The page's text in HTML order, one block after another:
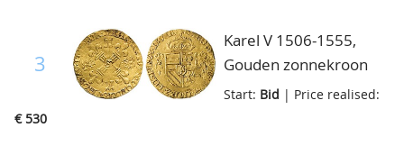
3
Karel V 1506-1555,
Gouden zonnekroon
1545, Nijmegen, vz.
Start: Bid | Price realised:
€ 530